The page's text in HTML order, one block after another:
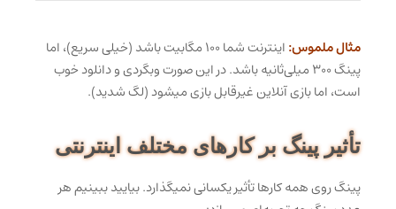
مثال ملموس:
اینترنت شما ۱۰۰ مگابیت باشد (خیلی سریع)، اما
پینگ ۳۰۰ میلی‌ثانیه باشد. در این صورت وبگردی و دانلود خوب
است، اما بازی آنلاین غیرقابل بازی میشود (لگ شدید).
تأثیر پینگ بر کارهای مختلف اینترنتی
پینگ روی همه کارها تأثیر یکسانی نمیگذارد. بیایید ببینیم هر